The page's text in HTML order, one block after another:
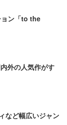
ン「to the
外の人気作がす
など幅広いジャン